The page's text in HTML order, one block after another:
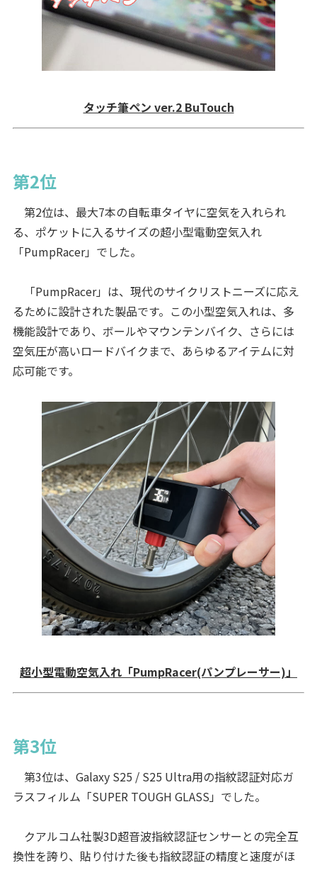
タッチ筆ペン ver.2 BuTouch
第2位
第2位は、最大7本の自転車タイヤに空気を入れられ
る、ポケットに入るサイズの超小型電動空気入れ
「PumpRacer」でした。
「PumpRacer」は、現代のサイクリストニーズに応え
るために設計された製品です。この小型空気入れは、多
機能設計であり、ボールやマウンテンバイク、さらには
空気圧が高いロードバイクまで、あらゆるアイテムに対
応可能です。
超小型電動空気入れ「PumpRacer(パンプレーサー)」
第3位
第3位は、Galaxy S25 / S25 Ultra用の指紋認証対応ガ
ラスフィルム「SUPER TOUGH GLASS」でした。
クアルコム社製3D超音波指紋認証センサーとの完全互
換性を誇り、貼り付けた後も指紋認証の精度と速度がほ